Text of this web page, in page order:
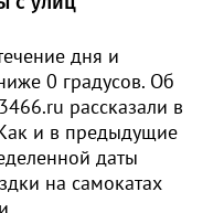
дня и
0 градусов. Об
рассказали в
и в предыдущие
даты
на самокатах